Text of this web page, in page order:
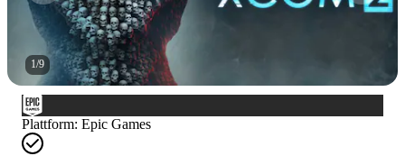
1/9
Plattform: Epic Games